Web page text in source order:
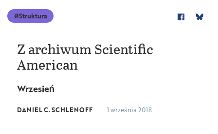
Struktura
Z archiwum Scientific
American
Wrzesień
DANIEL C. SCHLENOFF 1 września 2018